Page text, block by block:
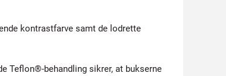
kontrastfarve samt de lodrette
Teflon®-behandling sikrer, at bukserne